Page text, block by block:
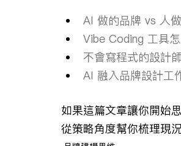
AI 做的品牌 vs 人
Vibe Coding 工具
不會寫程式的設計
AI 融入品牌設計工
如果這篇文章讓你開始
從策略角度幫你梳理現